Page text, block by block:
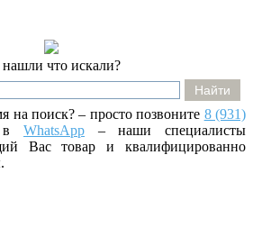
что искали?
на поиск? – просто позвоните 8 (931)
вWhatsApp – наши специалисты
Вас товар и квалифицированно